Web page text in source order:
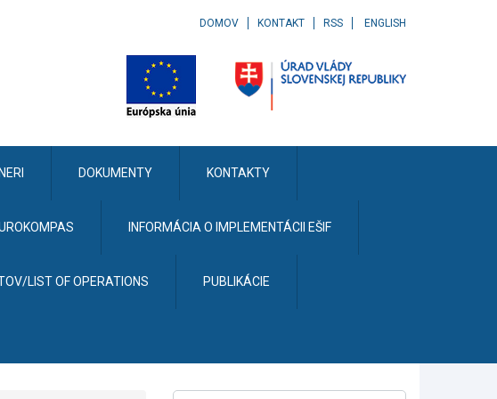
DOMOV KONTAKT RSS ENGLISH
DOKUMENTY KONTAKTY
INFORMÁCIA O IMPLEMENTÁCII EŠIF
LIST OF OPERATIONS PUBLIKÁCIE